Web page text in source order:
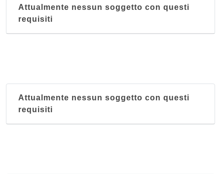
Attualmente nessun soggetto con questi
requisiti
Attualmente nessun soggetto con questi
requisiti